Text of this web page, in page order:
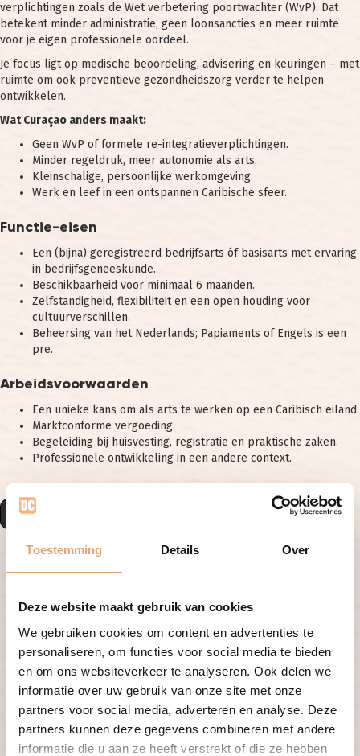
Toestemming Details Over
Deze website maakt gebruik van cookies
We gebruiken cookies om content en advertenties te
personaliseren, om functies voor social media te bieden
en om ons websiteverkeer te analyseren. Ook delen we
informatie over uw gebruik van onze site met onze
partners voor social media, adverteren en analyse. Deze
partners kunnen deze gegevens combineren met andere
informatie die u aan ze heeft verstrekt of die ze hebben
verplichtingen zoals de Wet verbetering poortwachter (WvP). Dat
betekent minder administratie, geen loonsancties en meer ruimte
voor je eigen professionele oordeel.
Je focus ligt op medische beoordeling, advisering en keuringen – met
ruimte om ook preventieve gezondheidszorg verder te helpen
ontwikkelen.
Wat Curaçao anders maakt:
Geen WvP of formele re-integratieverplichtingen.
Minder regeldruk, meer autonomie als arts.
Kleinschalige, persoonlijke werkomgeving.
Werk en leef in een ontspannen Caribische sfeer.
Functie-eisen
Een (bijna) geregistreerd bedrijfsarts óf basisarts met ervaring
in bedrijfsgeneeskunde.
Beschikbaarheid voor minimaal 6 maanden.
Zelfstandigheid, flexibiliteit en een open houding voor
cultuurverschillen.
Beheersing van het Nederlands; Papiaments of Engels is een
pre.
Arbeidsvoorwaarden
Een unieke kans om als arts te werken op een Caribisch eiland.
Marktconforme vergoeding.
Begeleiding bij huisvesting, registratie en praktische zaken.
Professionele ontwikkeling in een andere context.
Solliciteren
Vacature specificaties
Regio:
Te vervullen per:
Aantal uur:24 - 36 uur per week
Salaris:Marktconform
Referentie:486